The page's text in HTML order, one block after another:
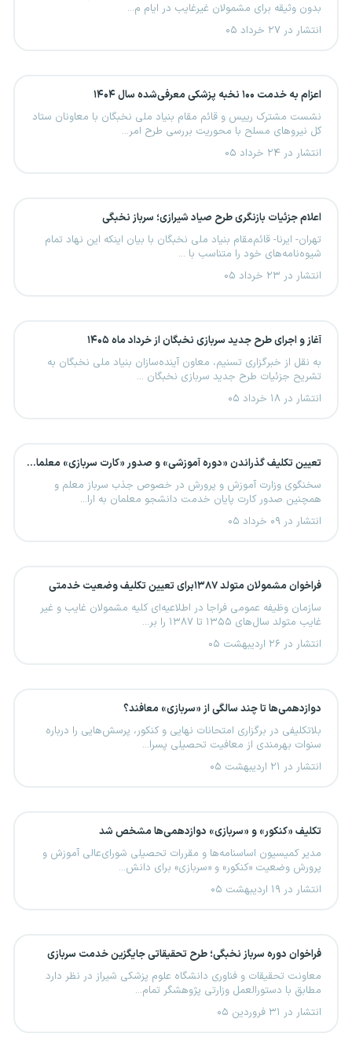
بدون وثیقه برای مشمولان غیرغایب در ایام م...
انتشار در ۲۷ خرداد ۰۵
اعزام به خدمت ۱۰۰ نخبه پزشکی معرفی‌شده سال ۱۴۰۴
نشست مشترک رییس و قائم مقام بنیاد ملی نخبگان با معاونان ستاد
کل نیروهای مسلح با محوریت بررسی طرح امر...
انتشار در ۲۴ خرداد ۰۵
اعلام جزئیات بازنگری طرح صیاد شیرازی؛ سرباز نخبگی
تهران- ایرنا- قائم‌مقام بنیاد ملی نخبگان با بیان اینکه این نهاد تمام
شیوه‌نامه‌های خود را متناسب با ...
انتشار در ۲۳ خرداد ۰۵
آغاز و اجرای طرح جدید سربازی نخبگان از خرداد ماه ۱۴۰۵
به نقل از خبرگزاری تسنیم، معاون آینده‌سازان بنیاد ملی نخبگان به
تشریح جزئیات طرح جدید سربازی نخبگان ...
انتشار در ۱۸ خرداد ۰۵
تعیین تکلیف گذراندن «دوره آموزشی» و صدور «کارت سربازی» معلمان متعهد خدمت
سخنگوی وزارت آموزش و پرورش در خصوص جذب سرباز معلم و
همچنین صدور کارت پایان خدمت دانشجو معلمان به ارا...
انتشار در ۰۹ خرداد ۰۵
فراخوان مشمولان متولد ۱۳۸۷برای تعیین تکلیف وضعیت خدمتی
سازمان وظیفه عمومی فراجا در اطلاعیه‌ای کلیه مشمولان غایب و غیر
غایب متولد سال‌های ۱۳۵۵ تا ۱۳۸۷ را بر...
انتشار در ۲۶ اردیبهشت ۰۵
دوازدهمی‌ها تا چند سالگی از «سربازی» معافند؟
بلاتکلیفی در برگزاری امتحانات نهایی و کنکور، پرسش‌هایی را درباره
سنوات بهرمندی از معافیت تحصیلی پسرا...
انتشار در ۲۱ اردیبهشت ۰۵
تکلیف «کنکور» و «سربازی» دوازدهمی‌ها مشخص شد
مدیر کمیسیون اساسنامه‌ها و مقررات تحصیلی شورای‌عالی آموزش و
پرورش وضعیت «کنکور» و «سربازی» برای دانش...
انتشار در ۱۹ اردیبهشت ۰۵
فراخوان دوره سرباز نخبگی؛ طرح تحقیقاتی جایگزین خدمت سربازی
معاونت تحقیقات و فناوری دانشگاه علوم پزشکی شیراز در نظر دارد
مطابق با دستورالعمل وزارتی پژوهشگر تمام...
انتشار در ۳۱ فروردین ۰۵